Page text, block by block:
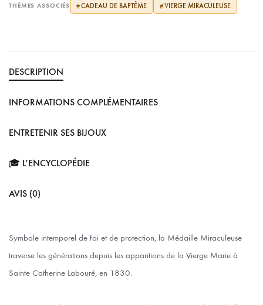
THÈMES ASSOCIÉS #CADEAU DE BAPTÊME #VIERGE MIRACULEUSE
DESCRIPTION
INFORMATIONS COMPLÉMENTAIRES
ENTRETENIR SES BIJOUX
🎓 L’ENCYCLOPÉDIE
AVIS (0)
Symbole intemporel de foi et de protection, la Médaille Miraculeuse
traverse les générations depuis les apparitions de la Vierge Marie à
Sainte Catherine Labouré, en 1830.